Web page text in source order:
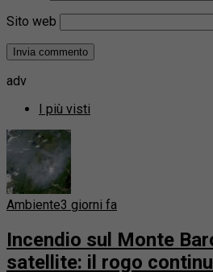
Sito web
adv
I più visti
Ambiente3 giorni fa
Incendio sul Monte
satellite: il rogo